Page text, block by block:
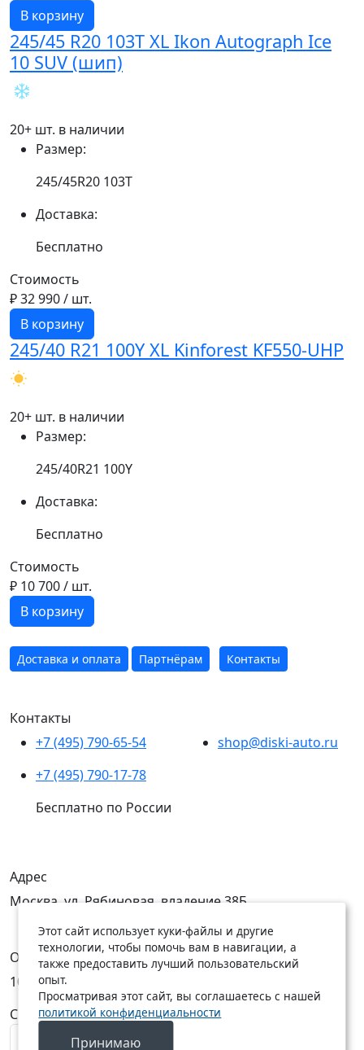
В корзину
245/45 R20 103T XL Ikon Autograph Ice
10 SUV (шип)
20+ шт. в наличии
Размер:
245/45R20 103T
Доставка:
Бесплатно
Стоимость
₽ 32 990/ шт.
В корзину
245/40 R21 100Y XL Kinforest KF550-UHP
20+ шт. в наличии
Размер:
245/40R21 100Y
Доставка:
Бесплатно
Стоимость
₽ 10 700/ шт.
В корзину
Доставка и оплата Партнёрам Контакты
Контакты
+7 (495) 790-65-54
+7 (495) 790-17-78
Бесплатно по России
shop@diski-auto.ru
Адрес
Москва, ул. Рябиновая, владение 38Б
Открыты
10:00 — 19:00
C Пн по Пт
C Сб по Вс
Этот сайт использует куки-файлы и другие
технологии, чтобы помочь вам в навигации, а
также предоставить лучший пользовательский
опыт.
Просматривая этот сайт, вы соглашаетесь с нашей
политикой конфиденциальности
Принимаю